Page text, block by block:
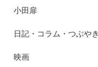
小田扉
日記・コラム・つぶやき
映画